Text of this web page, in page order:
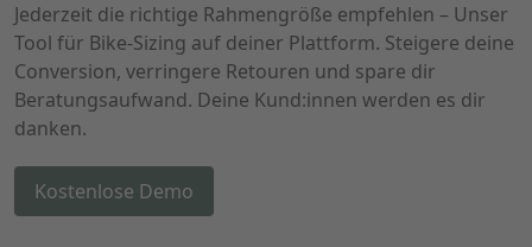
Jederzeit die richtige Rahmengröße empfehlen – Unser
Tool für Bike-Sizing auf deiner Plattform. Steigere deine
Conversion, verringere Retouren und spare dir
Beratungsaufwand. Deine Kund:innen werden es dir
danken.
Kostenlose Demo